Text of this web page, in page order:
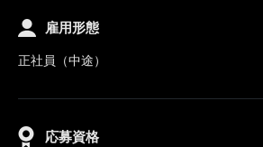
雇用形態
正社員（中途）
応募資格